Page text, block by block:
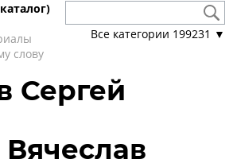
слову
Все категории 199231 ▼
Сергей